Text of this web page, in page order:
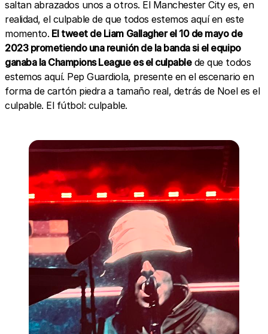
saltan abrazados unos a otros. El Manchester City es, en
realidad, el culpable de que todos estemos aquí en este
momento. El tweet de Liam Gallagher el 10 de mayo de
2023 prometiendo una reunión de la banda si el equipo
ganaba la Champions League es el culpablede que todos
estemos aquí. Pep Guardiola, presente en el escenario en
forma de cartón piedra a tamaño real, detrás de Noel es el
culpable. El fútbol: culpable.